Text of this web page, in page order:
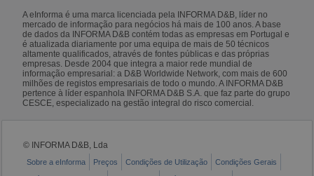
A eInforma é uma marca licenciada pela INFORMA D&B, líder no
mercado de informação para negócios há mais de 100 anos. A base
de dados da INFORMA D&B contém todas as empresas em Portugal e
é atualizada diariamente por uma equipa de mais de 50 técnicos
altamente qualificados, através de fontes públicas e das próprias
empresas. Desde 2004 que integra a maior rede mundial de
informação empresarial: a D&B Worldwide Network, com mais de 600
milhões de registos empresariais de todo o mundo. A INFORMA D&B
pertence à líder espanhola INFORMA D&B S.A. que faz parte do grupo
CESCE, especializado na gestão integral do risco comercial.
© INFORMA D&B, Lda
Sobre a eInforma Preços Condições de Utilização
Condições Gerais